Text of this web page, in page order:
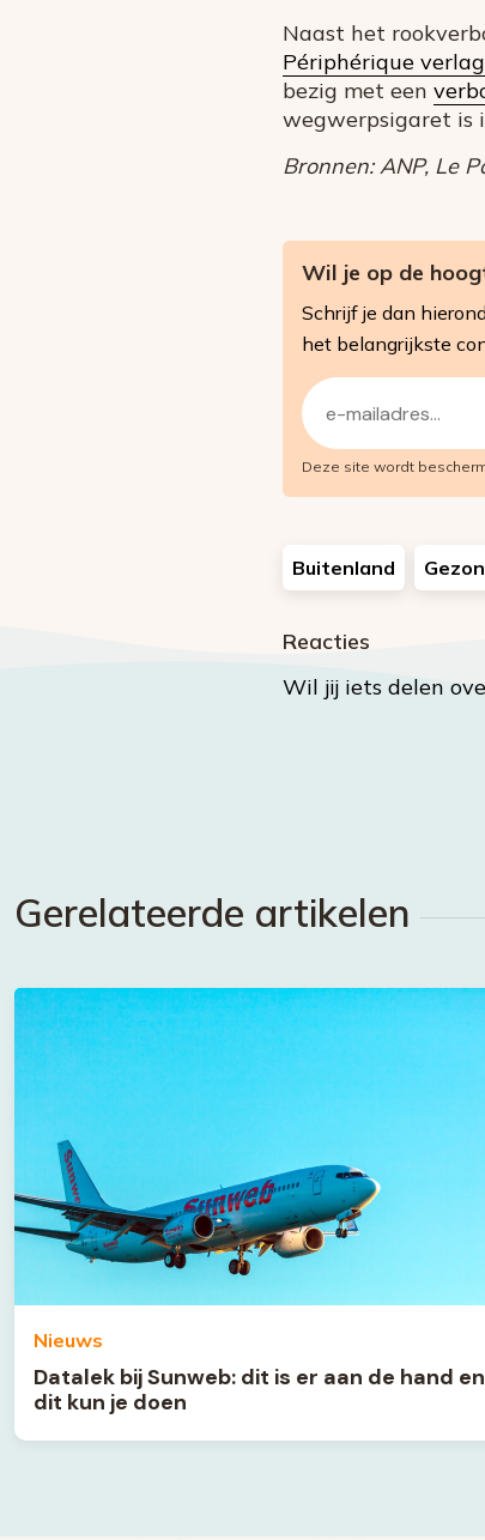
Naast het
Périphérique
bezig met een
wegwerpsigaret is
Bronnen: ANP, Le
Wil je op de
Schrijf je dan
het belangrijkste
E-
mailadres
(Vereist)
Deze site wordt
Buitenland
Reacties
Wil jij iets delen
Gerelateerde artikelen
Nieuws
Datalek bij Sunweb: dit is er aan de hand en
dit kun je doen